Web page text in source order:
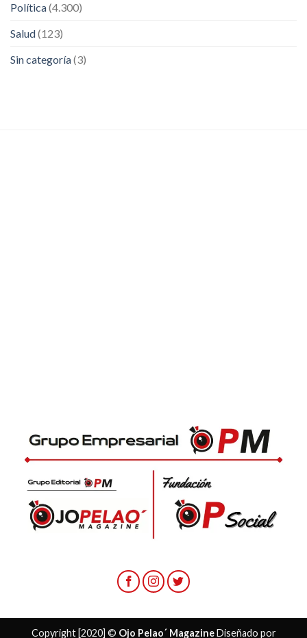
Política(4.300)
Salud(123)
Sin categoría(3)
Copyright [2020] © Ojo Pelao´ MagazineDiseñado por